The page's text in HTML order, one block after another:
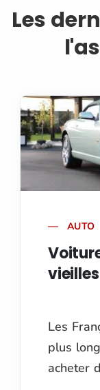
Les
AUTO
Les
plus
acheter